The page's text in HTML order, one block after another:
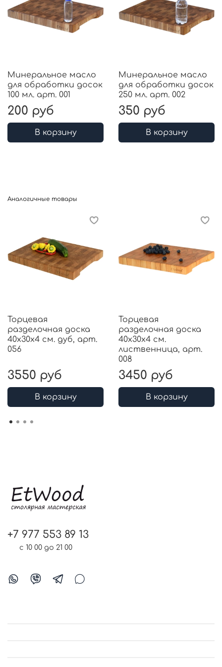
Минеральное масло
для обработки досок
100 мл. арт. 001
200 руб
В корзину
Минеральное масло
для обработки досок
250 мл. арт. 002
350 руб
В корзину
Аналогичные товары
Торцевая
разделочная доска
40x30x4 см. дуб, арт.
056
3550 руб
В корзину
Торцевая
разделочная доска
40x30x4 см.
лиственница, арт.
008
3450 руб
В корзину
+7 977 553 89 13
с 10 00 до 21 00